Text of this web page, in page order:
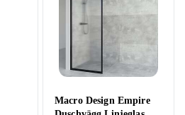
Macro Design Empire